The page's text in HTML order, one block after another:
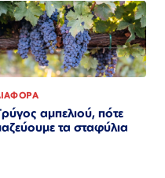
αμπελιού, πότε
τα σταφύλια